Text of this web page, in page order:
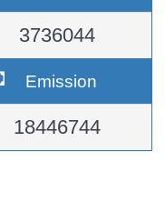
3736044
Emission
18446744